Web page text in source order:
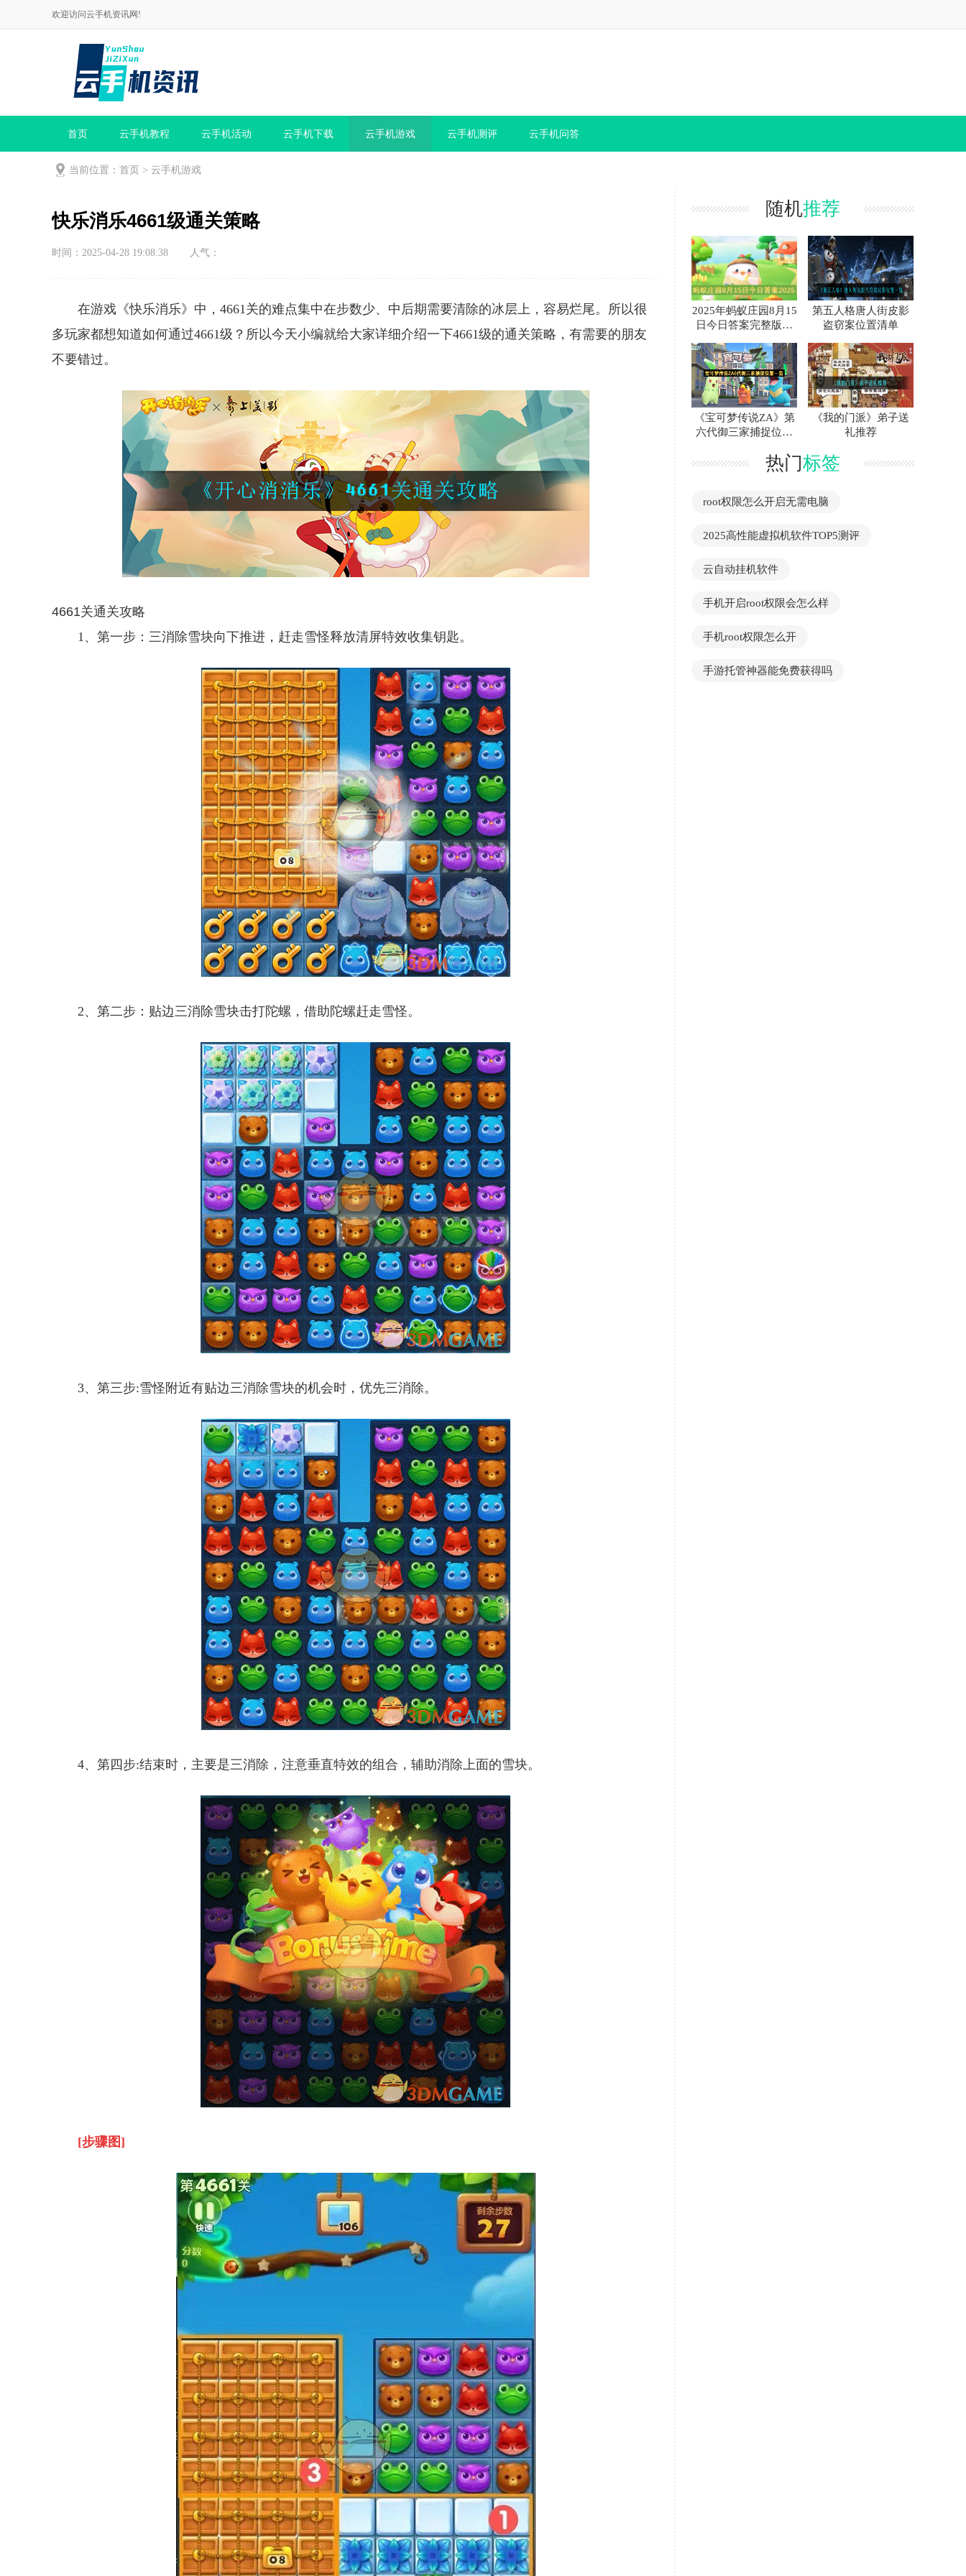
欢迎访问云手机资讯网!
首页 云手机教程 云手机活动 云手机下载 云手机游戏 云手机测评 云手机问答
当前位置： 首页 > 云手机游戏
快乐消乐4661级通关策略
时间：2025-04-28 19:08:38 人气：
在游戏《快乐消乐》中，4661关的难点集中在步数少、中后期需要清除的冰层上，容易烂尾。所以很
多玩家都想知道如何通过4661级？所以今天小编就给大家详细介绍一下4661级的通关策略，有需要的朋友
不要错过。
4661关通关攻略
1、第一步：三消除雪块向下推进，赶走雪怪释放清屏特效收集钥匙。
2、第二步：贴边三消除雪块击打陀螺，借助陀螺赶走雪怪。
3、第三步:雪怪附近有贴边三消除雪块的机会时，优先三消除。
4、第四步:结束时，主要是三消除，注意垂直特效的组合，辅助消除上面的雪块。
[步骤图]
随机推荐
2025年蚂蚁庄园8月15
日今日答案完整版速
第五人格唐人街皮影
盗窃案位置清单
《宝可梦传说ZA》第
六代御三家捕捉位置
《我的门派》弟子送
礼推荐
热门标签
root权限怎么开启无需电脑
2025高性能虚拟机软件TOP5测评
云自动挂机软件
手机开启root权限会怎么样
手机root权限怎么开
手游托管神器能免费获得吗